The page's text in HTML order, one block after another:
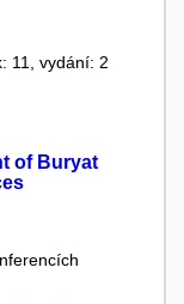
11, vydání: 2
of Buryat